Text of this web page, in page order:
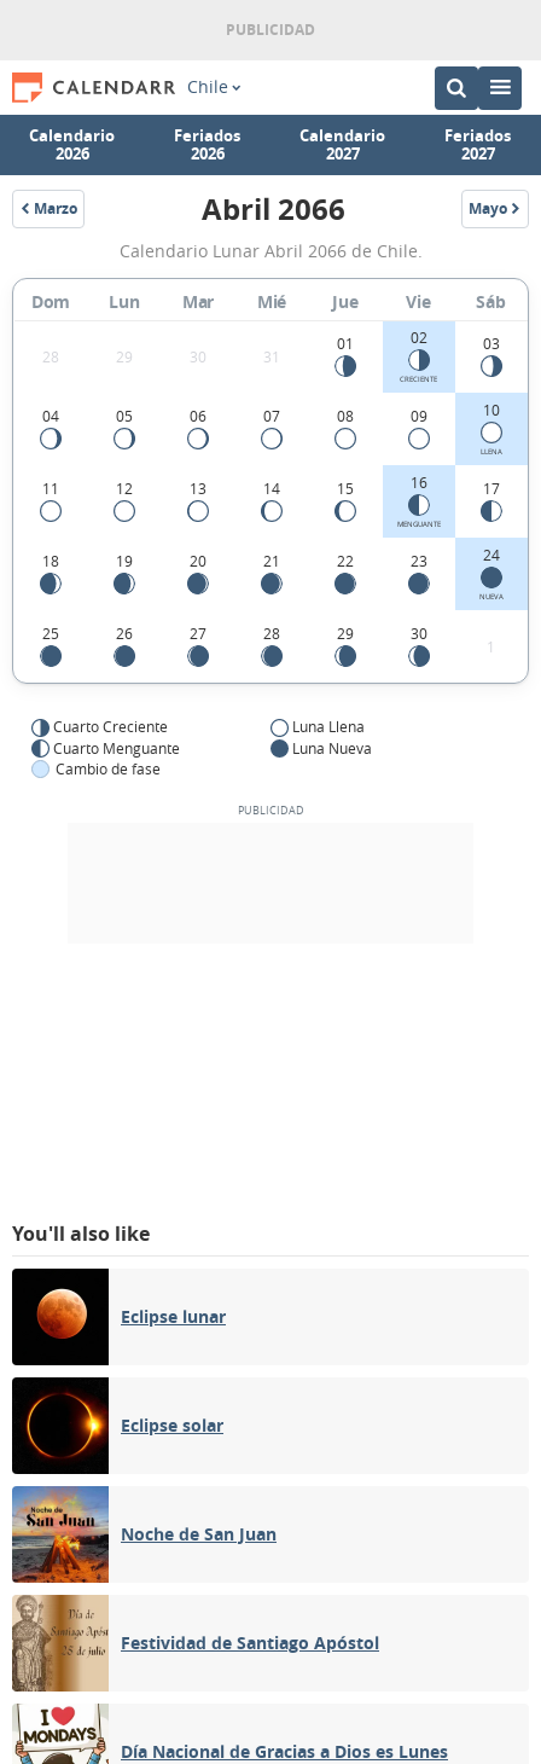
Chile
Calendario
2026
Feriados
2026
Calendario
2027
Feriados
2027
Marzo
2066
Calendario
Lunar
Abril
Chile.
Abril 2066 Mayo
2066
Calendario Lunar Abril 2066 de Chile.
Dom Lun Mar Mié Jue Vie Sáb
28 29 30 31
01 02
CRECIENTE
03
04 05 06 07 08 09 10
LLENA
11 12 13 14 15 16
MENGUANTE
17
18 19 20 21 22 23 24
NUEVA
25 26 27 28 29 30
1
Cuarto Creciente
Luna Llena
Cuarto Menguante
Luna Nueva
Cambio de fase
You'll also like
Eclipse lunar
Eclipse solar
Noche de San Juan
Festividad de Santiago Apóstol
Día Nacional de Gracias a Dios es Lunes